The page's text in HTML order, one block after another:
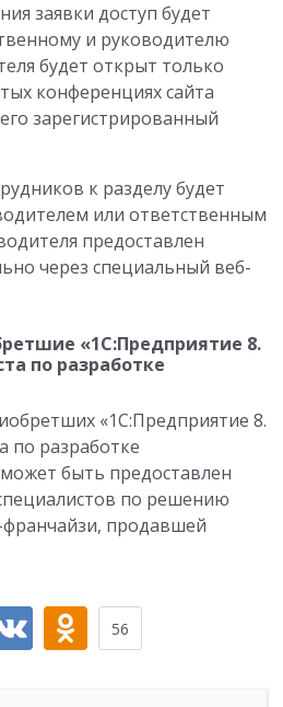
заявки доступ будет
и руководителю
будет открыт только
конференциях сайта
зарегистрированный
к разделу будет
или ответственным
предоставлен
через специальный веб-
«1С:Предприятие 8.
по разработке
«1С:Предприятие 8.
по разработке
быть предоставлен
по решению
продавшей
56